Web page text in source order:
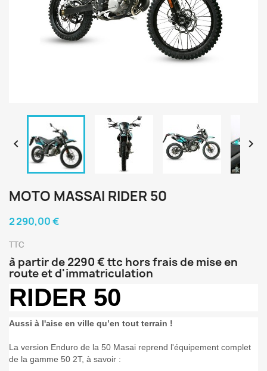
 
MOTO MASSAI RIDER 50
2 290,00 €
TTC
à partir de 2290 € ttc hors frais de mise en
route et d'immatriculation
RIDER 50
Aussi à l'aise en ville qu’en tout terrain !
La version Enduro de la 50 Masai reprend l'équipement complet
de la gamme 50 2T, à savoir :